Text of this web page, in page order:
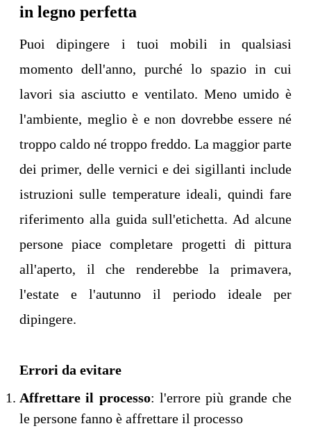
in legno perfetta
Puoi dipingere i tuoi mobili in qualsiasi
momento dell'anno, purché lo spazio in cui
lavori sia asciutto e ventilato. Meno umido è
l'ambiente, meglio è e non dovrebbe essere né
troppo caldo né troppo freddo. La maggior parte
dei primer, delle vernici e dei sigillanti include
istruzioni sulle temperature ideali, quindi fare
riferimento alla guida sull'etichetta. Ad alcune
persone piace completare progetti di pittura
all'aperto, il che renderebbe la primavera,
l'estate e l'autunno il periodo ideale per
dipingere.
Errori da evitare
Affrettare il processo: l'errore più grande che
le persone fanno è affrettare il processo